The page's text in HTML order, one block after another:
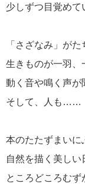
少しずつ目覚めて
「さざなみ」が
生きものが一羽、
動く音や鳴く声が
そして、人も……
本のたたずまいに
自然を描く美しい
ところどころむず